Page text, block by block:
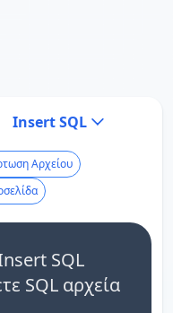
Insert SQL
Αρχείου
SQL
SQL αρχεία